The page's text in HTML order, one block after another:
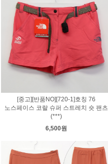
[중고][반품NO][720-1]호칭 76
노스페이스 코랄 슈퍼 스트레치 숏 팬츠
(***)
6,500원